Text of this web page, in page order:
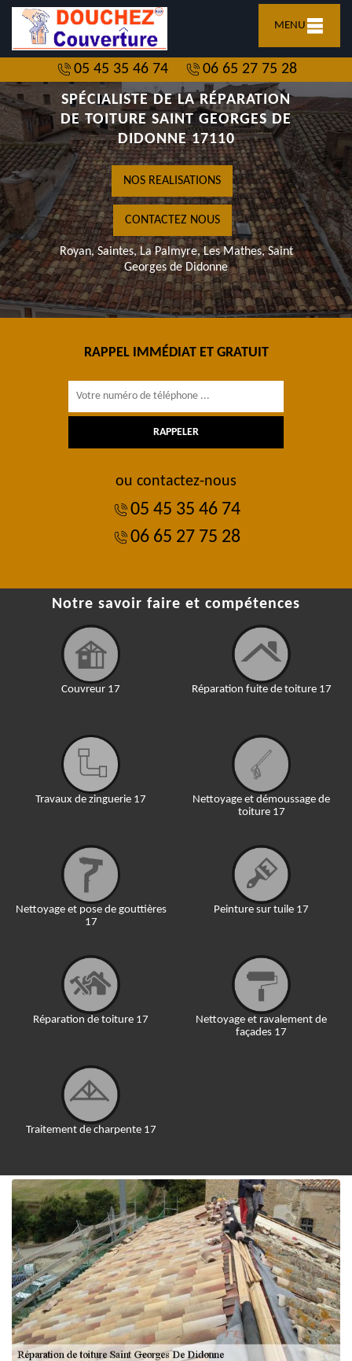
MENU
05 45 35 46 74
06 65 27 75 28
SPÉCIALISTE DE LA RÉPARATION
DE TOITURE SAINT GEORGES DE
DIDONNE 17110
NOS REALISATIONS
CONTACTEZ NOUS
Royan, Saintes, La Palmyre, Les Mathes, Saint
Georges de Didonne
RAPPEL IMMÉDIAT ET GRATUIT
ou contactez-nous
05 45 35 46 74
06 65 27 75 28
Notre savoir faire et compétences
Couvreur 17
Travaux de zinguerie 17
Nettoyage et pose de gouttières
17
Réparation de toiture 17
Traitement de charpente 17
Réparation fuite de toiture 17
Nettoyage et démoussage de
toiture 17
Peinture sur tuile 17
Nettoyage et ravalement de
façades 17